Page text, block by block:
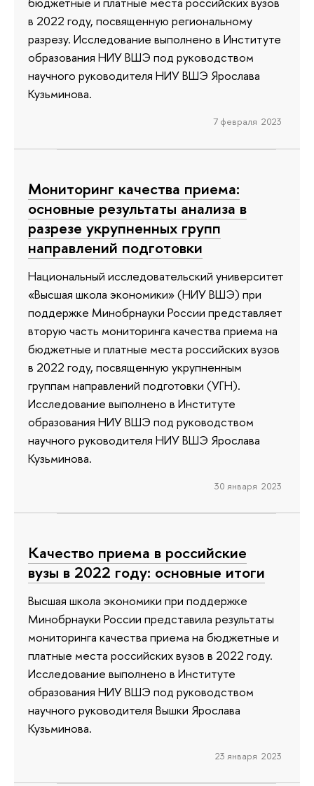
в 2022 году, посвященную региональному
разрезу. Исследование выполнено в Институте
образования НИУ ВШЭ под руководством
научного руководителя НИУ ВШЭ Ярослава
Кузьминова.
7 февраля 2023
Мониторинг качества приема:
основные результаты анализа в
разрезе укрупненных групп
направлений подготовки
Национальный исследовательский университет
«Высшая школа экономики» (НИУ ВШЭ) при
поддержке Минобрнауки России представляет
вторую часть мониторинга качества приема на
бюджетные и платные места российских вузов
в 2022 году, посвященную укрупненным
группам направлений подготовки (УГН).
Исследование выполнено в Институте
образования НИУ ВШЭ под руководством
научного руководителя НИУ ВШЭ Ярослава
Кузьминова.
30 января 2023
Качество приема в российские
вузы в 2022 году: основные итоги
Высшая школа экономики при поддержке
Минобрнауки России представила результаты
мониторинга качества приема на бюджетные и
платные места российских вузов в 2022 году.
Исследование выполнено в Институте
образования НИУ ВШЭ под руководством
научного руководителя Вышки Ярослава
Кузьминова.
23 января 2023